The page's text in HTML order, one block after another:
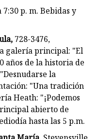
p. m. Bebidas y
728-3476,
galería principal: "El
años de la historia de
la
"Una tradición
Heath: "¡Podemos
abierto de
hasta las 5 p.m.